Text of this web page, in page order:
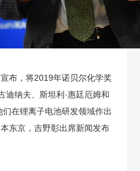
布，将2019年诺贝尔化学奖
迪纳夫、斯坦利·惠廷厄姆和
在锂离子电池研发领域作出
东京，吉野彰出席新闻发布